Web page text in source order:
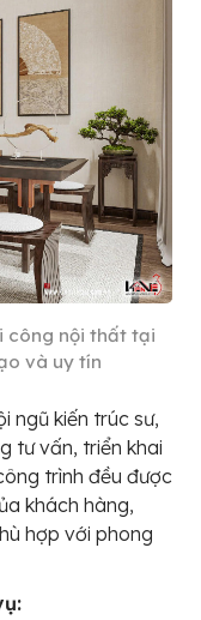
công nội thất tại
và uy tín
ngũ kiến trúc sư,
tư vấn, triển khai
trình đều được
khách hàng,
hợp với phong